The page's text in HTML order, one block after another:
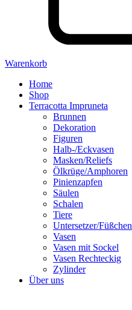
Warenkorb
Home
Shop
Terracotta Impruneta
Brunnen
Dekoration
Figuren
Halb-/Eckvasen
Masken/Reliefs
Ölkrüge/Amphoren
Pinienzapfen
Säulen
Schalen
Tiere
Untersetzer/Füßchen
Vasen
Vasen mit Sockel
Vasen Rechteckig
Zylinder
Über uns